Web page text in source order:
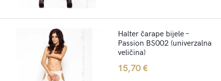
Halter čarape bijele –
Passion BS002 (univerzalna
veličina)
15,70€